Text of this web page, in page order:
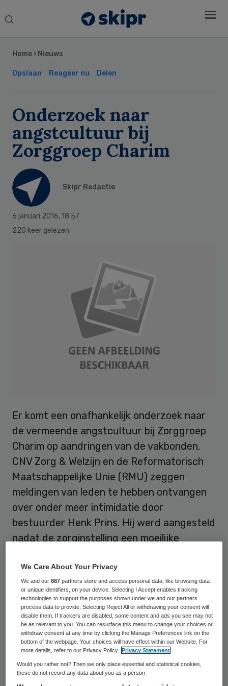
Search
Home › Nieuws
Opslaan Reageer nu Delen
Onderzoek naar
angstcultuur bij
Zorggroep Charim
Skipr Redactie
6 januari 2016, 18:57
220 keer gelezen
Er komt een onafhankelijk onderzoek naar
de vermeende angstcultuur bij Zorggroep
Charim op aandringen van de vakbonden.
CNV Zorg & Welzijn en de Reformatorisch
Maatschappelijke Unie (RMU) zeggen
meldingen van leden te hebben ontvangen
over onder meer intimidatie door
bestuurder Henk Prins. Hij werd aangesteld
nadat de zorginstelling een moeilijke
was van een angstcultuur.
Werknemers van Charim hebben bij CNV
Zorg & Welzijn aan de bel getrokken over
intimidatie en angst bij de organisatie.
Werknemers zijn bijvoorbeeld angstig om
vragen te stellen of om hun mening te
geven. Tevens zeggen leden zich door Henk
Sidebar
We Care About Your Privacy
We and our887 partners store and access personal data, like browsing data
or unique identifiers, on your device. Selecting I Accept enables tracking
technologies to support the purposes shown under we and our partners
process data to provide. Selecting Reject All or withdrawing your consent will
disable them. If trackers are disabled, some content and ads you see may not
be as relevant to you. You can resurface this menu to change your choices or
withdraw consent at any time by clicking the Manage Preferences link on the
bottom of the webpage. Your choices will have effect within our Website. For
more details, refer to our Privacy Policy.
Privacy Statement
Would you rather not? Then we only place essential and statistical cookies,
these do not record any data about you as a person